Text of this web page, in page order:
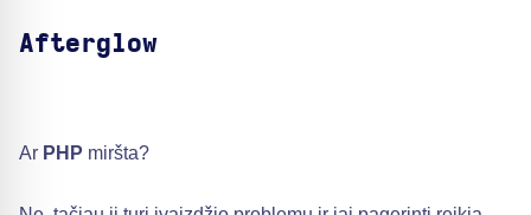
Afterglow
Ar PHP miršta?